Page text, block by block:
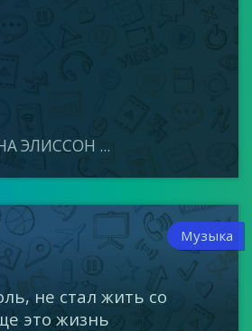
ЭЛИССОН ...
Музыка
не стал жить со
это жизнь